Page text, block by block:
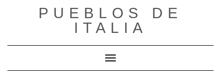
PUEBLOS DE
ITALIA
Cambiar modo de navegación